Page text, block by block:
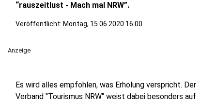
“rauszeitlust - Mach mal NRW”.
Veröffentlicht: Montag, 15.06.2020 16:00
Anzeige
Es wird alles empfohlen, was Erholung verspricht. Der
Verband "Tourismus NRW" weist dabei besonders auf